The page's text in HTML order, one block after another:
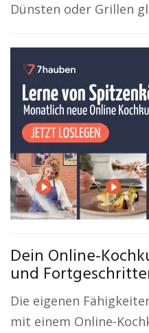
Dünsten oder Grillen
Dein Online-
und
Die eigenen
mit einem Online-